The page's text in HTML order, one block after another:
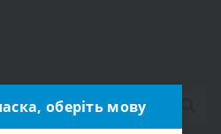
оберіть мову